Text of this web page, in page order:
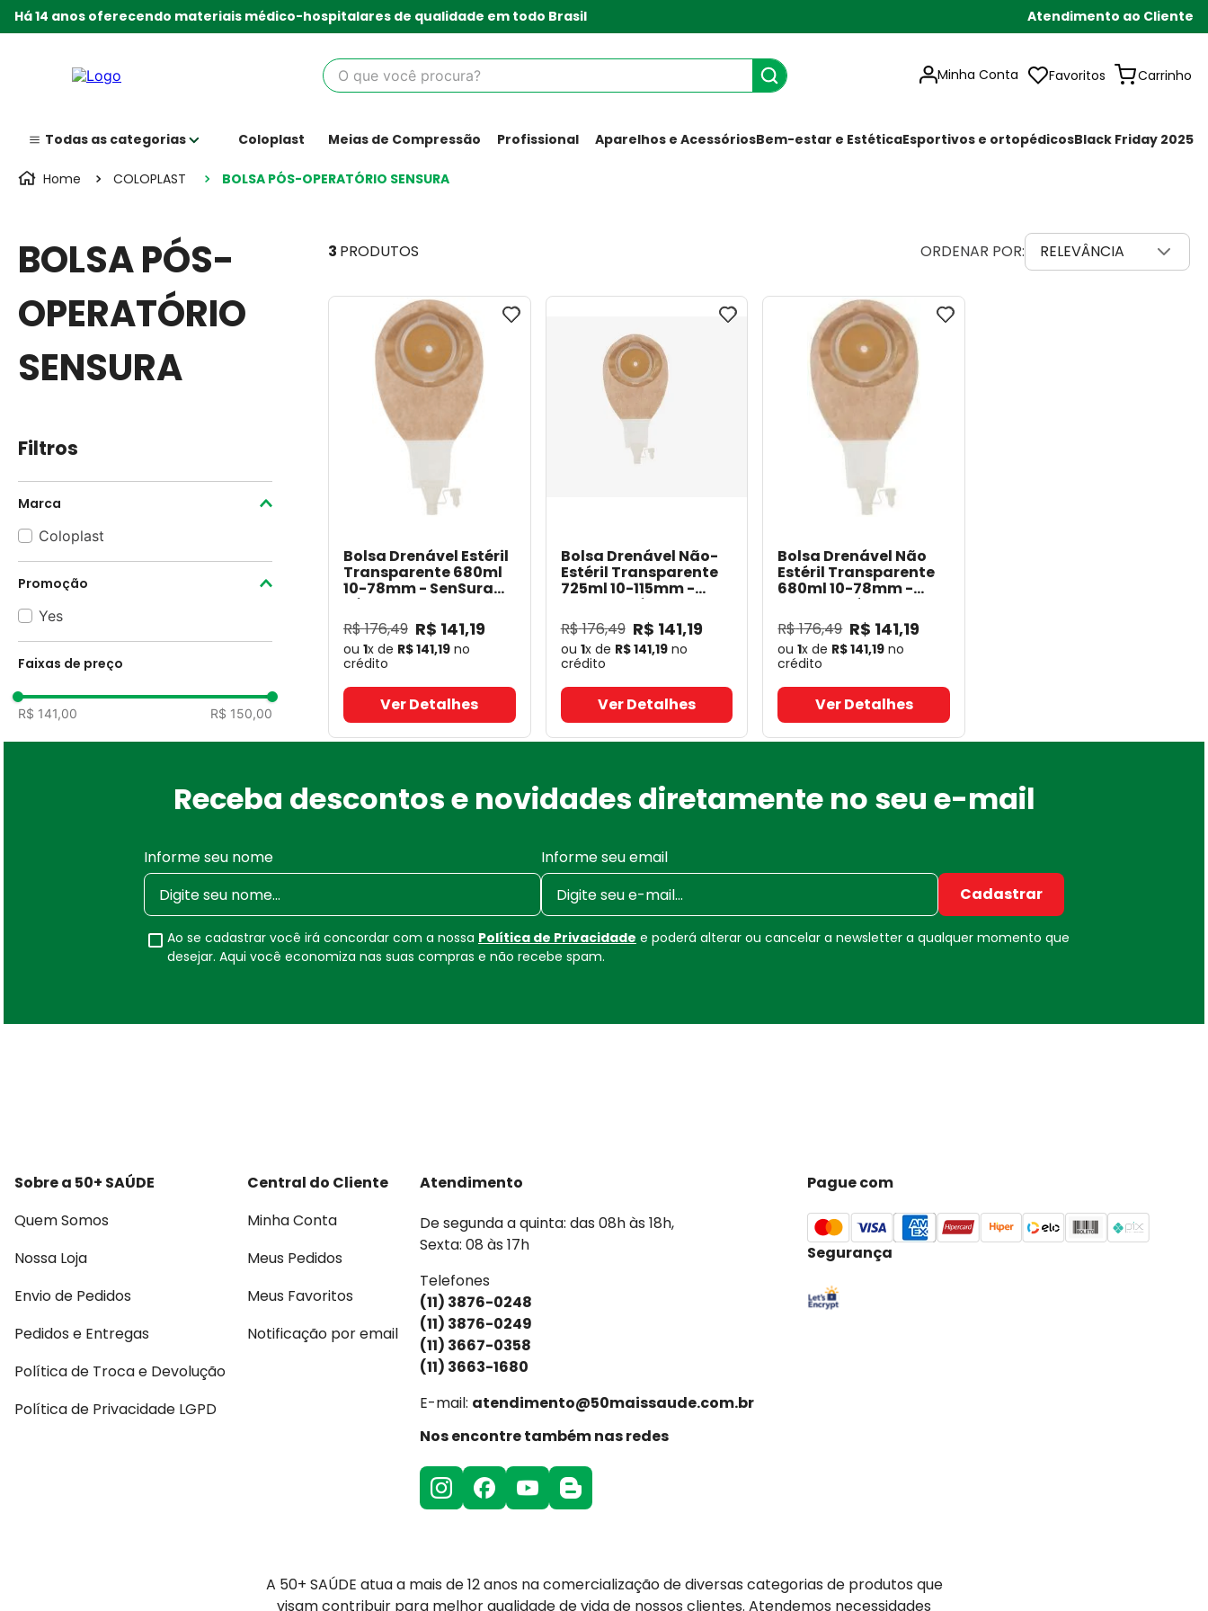
Há 14 anos oferecendo materiais médico-hospitalares de qualidade em todo Brasil Atendimento ao Cliente
O que você procura?
Minha Conta Favoritos
Coloplast Meias de Compressão Profissional Aparelhos e AcessóriosBem-estar e EstéticaEsportivos e ortopédicosBlack Friday 2025
COLOPLAST BOLSA PÓS-OPERATÓRIO SENSURA
BOLSA PÓS-
OPERATÓRIO
SENSURA
Filtros
Marca
Coloplast
Promoção
Yes
Faixas de preço
R$ 141,00 R$ 150,00
3 PRODUTOS RELEVÂNCIA
Bolsa Drenável Estéril
Transparente 680ml
10-78mm - SenSura
Pós-Op - Coloplast
19010- Coloplast
R$176,49 R$ 141,19
ou 1x de R$141,19no
crédito
Ver Detalhes
Bolsa Drenável Não-
Estéril Transparente
725ml 10-115mm -
SenSura Pós-Op -
Coloplast 19021-
Coloplast
R$176,49 R$ 141,19
ou 1x de R$141,19no
crédito
Ver Detalhes
Bolsa Drenável Não
Estéril Transparente
680ml 10-78mm -
SenSura Pós-Op -
Coloplast 19020 -
Coloplast
R$176,49 R$ 141,19
ou1x de R$141,19 no
crédito
Ver Detalhes
Receba descontos e novidades diretamente no seu e-mail
Informe seu nome
Informe seu email
Cadastrar
Ao se cadastrar você irá concordar com a nossa Política de Privacidade e poderá alterar ou cancelar a newsletter a qualquer momento que
desejar. Aqui você economiza nas suas compras e não recebe spam.
Sobre a 50+ SAÚDE
Quem Somos
Nossa Loja
Envio de Pedidos
Pedidos e Entregas
Política de Troca e Devolução
Política de Privacidade LGPD
Central do Cliente
Minha Conta
Meus Pedidos
Meus Favoritos
Notificação por email
Atendimento
De segunda a quinta: das 08h às 18h,
Sexta: 08 às 17h
Telefones
(11) 3876-0248
(11) 3876-0249
(11) 3667-0358
(11) 3663-1680
E-mail: atendimento@50maissaude.com.br
Nos encontre também nas redes
Pague com
Segurança
A 50+ SAÚDE atua a mais de 12 anos na comercialização de diversas categorias de produtos que
visam contribuir para melhor qualidade de vida de nossos clientes. Atendemos necessidades